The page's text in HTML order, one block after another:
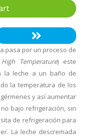
pasa por un proceso de
Temperature) este
la leche a un baño de
la temperatura de los
y así aumentar
bajo refrigeración, sin
de refrigeración para
La leche descremada